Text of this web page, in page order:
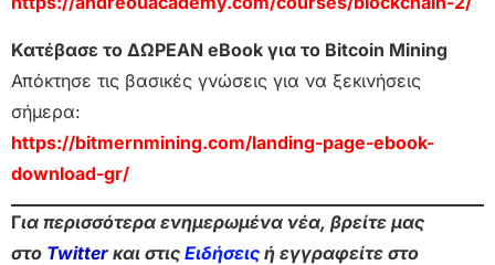
Κατέβασε το ΔΩΡΕΑΝ eBook για το Bitcoin Mining
Απόκτησε τις βασικές γνώσεις για να ξεκινήσεις
σήμερα:
https://bitmernmining.com/landing-page-ebook-
download-gr/
Για περισσότερα ενημερωμένα νέα, βρείτε μας
στο Twitter και στις Ειδήσεις ή εγγραφείτε στο